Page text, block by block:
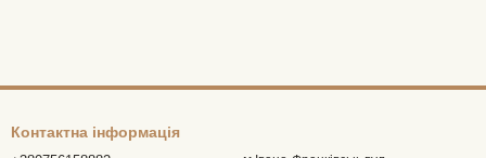
Контактна інформація